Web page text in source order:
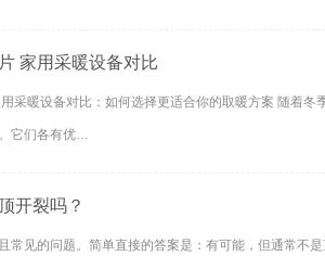
家用采暖设备对比
采暖设备对比：如何选择更适合你的取暖方案 随着
它们各有优…
开裂吗？
常见的问题。简单直接的答案是：有可能，但通常不